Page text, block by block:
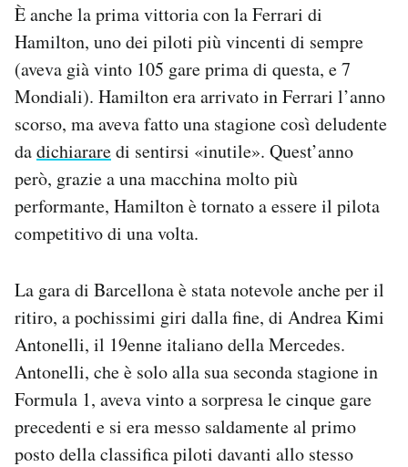
È anche la prima vittoria con la Ferrari di
Hamilton, uno dei piloti più vincenti di sempre
(aveva già vinto 105 gare prima di questa, e 7
Mondiali). Hamilton era arrivato in Ferrari l’anno
scorso, ma aveva fatto una stagione così deludente
dadichiararedi sentirsi «inutile». Quest’anno
però, grazie a una macchina molto più
performante, Hamilton è tornato a essere il pilota
competitivo di una volta.
La gara di Barcellona è stata notevole anche per il
ritiro, a pochissimi giri dalla fine, di Andrea Kimi
Antonelli, il 19enne italiano della Mercedes.
Antonelli, che è solo alla sua seconda stagione in
Formula 1, aveva vinto a sorpresa le cinque gare
precedenti e si era messo saldamente al primo
posto della classifica piloti davanti allo stesso